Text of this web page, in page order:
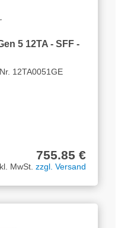
5 12TA - SFF -
12TA0051GE
755.85 €
MwSt. zzgl. Versand